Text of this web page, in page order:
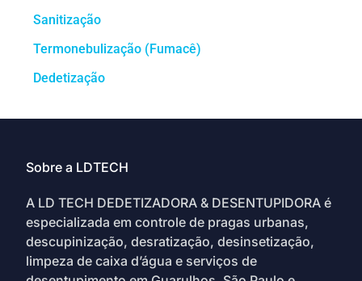
Sanitização
Termonebulização (Fumacê)
Dedetização
Sobre a LDTECH
A LD TECH DEDETIZADORA & DESENTUPIDORA é
especializada em controle de pragas urbanas,
descupinização, desratização, desinsetização,
limpeza de caixa d’água e serviços de